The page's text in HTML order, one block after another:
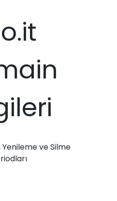
Yenileme ve Silme